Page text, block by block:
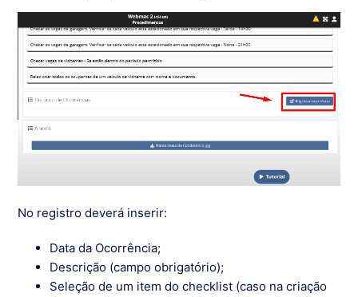
No registro deverá inserir:
Data da Ocorrência;
Descrição (campo obrigatório);
Seleção de um item do checklist (caso na criação